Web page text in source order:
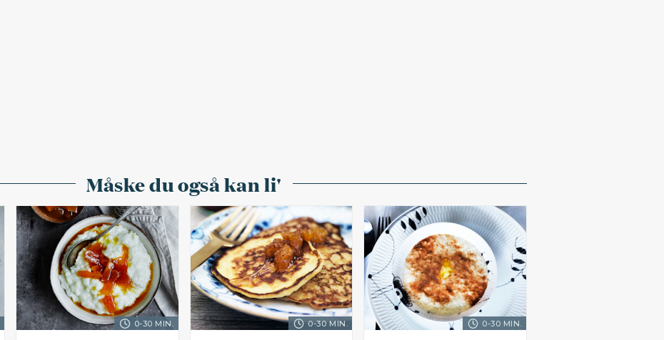
Måske du også kan li'
0-30 MIN. 0-30 MIN. 0-30 MIN.